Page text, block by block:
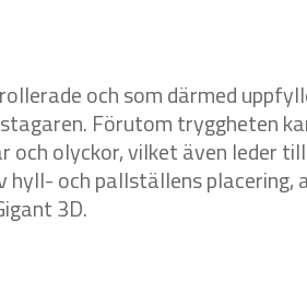
och som därmed
Förutom tryggheten
och olyckor, vilket även leder
och pallställens placering,
3D.